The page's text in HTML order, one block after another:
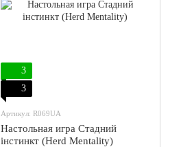
3
3
Артикул: R069UA
Настольная игра Стадний
інстинкт (Herd Mentality)